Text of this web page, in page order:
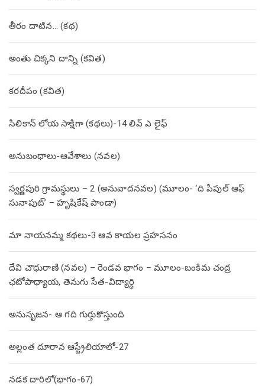
తీరం దాటిన… (క‌థ‌)
అంతు చిక్కని దాన్ని (కవిత)
కరదీపం (కవిత)
సిలికాన్ లోయ సాక్షిగా (కథలు)-14 లివ్ ఎ లైఫ్
అనుబంధాలు-ఆవేశాలు (నవల)
స్వర్ణపురి గ్రామస్థులు – 2 (అనువాదనవల) (మూలం- ‘ది పీపుల్ ఆఫ్
సునాపుట్’ – హృషికేష్ పాండా)
మా నాయనమ్మ కథలు-3 ఆవ కాయల ప్రహసనం
దేవి చౌధురాణి (నవల) – రెండవ భాగం – మూలం-బంకిమ చంద్ర
ఛటోపాధ్యాయ, తెనుగు సేత-విద్యార్థి
అనుసృజన- ఆ గది గుర్తుకొస్తుంది
అల్లంత దూరాన ఆస్ట్రేలియాలో-27
నడక దారిలో(భాగం-67)